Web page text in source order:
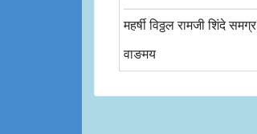
महर्षी विठ्ठल रामजी शिंदे समग्र
वाङमय